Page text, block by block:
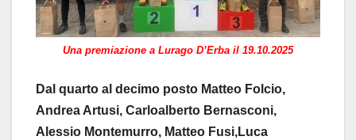
Una premiazione a Lurago D’Erba il 19.10.2025
Dal quarto al decimo posto Matteo Folcio,
Andrea Artusi, Carloalberto Bernasconi,
Alessio Montemurro, Matteo Fusi,Luca